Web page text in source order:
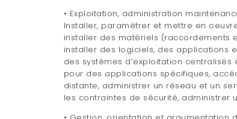
• Exploitation, administration
Installer, paramétrer et mettre en
installer des matériels (raccordements
installer des logiciels, des applications
des systèmes d’exploitation
pour des applications spécifiques,
distante, administrer un réseau et un
les contraintes de sécurité, administrer